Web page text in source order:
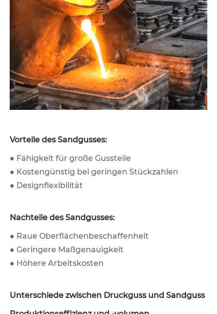
Vorteile des Sandgusses:
● Fähigkeit für große Gussteile
● Kostengünstig bei geringen Stückzahlen
● Designflexibilität
Nachteile des Sandgusses:
● Raue Oberflächenbeschaffenheit
● Geringere Maßgenauigkeit
● Höhere Arbeitskosten
Unterschiede zwischen Druckguss und Sandguss